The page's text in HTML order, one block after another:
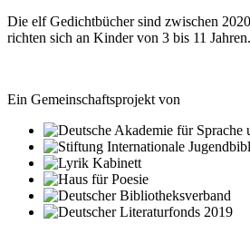
Die elf Gedichtbücher sind zwischen
richten sich an Kinder von 3 bis 11 Jahren.
Ein Gemeinschaftsprojekt von